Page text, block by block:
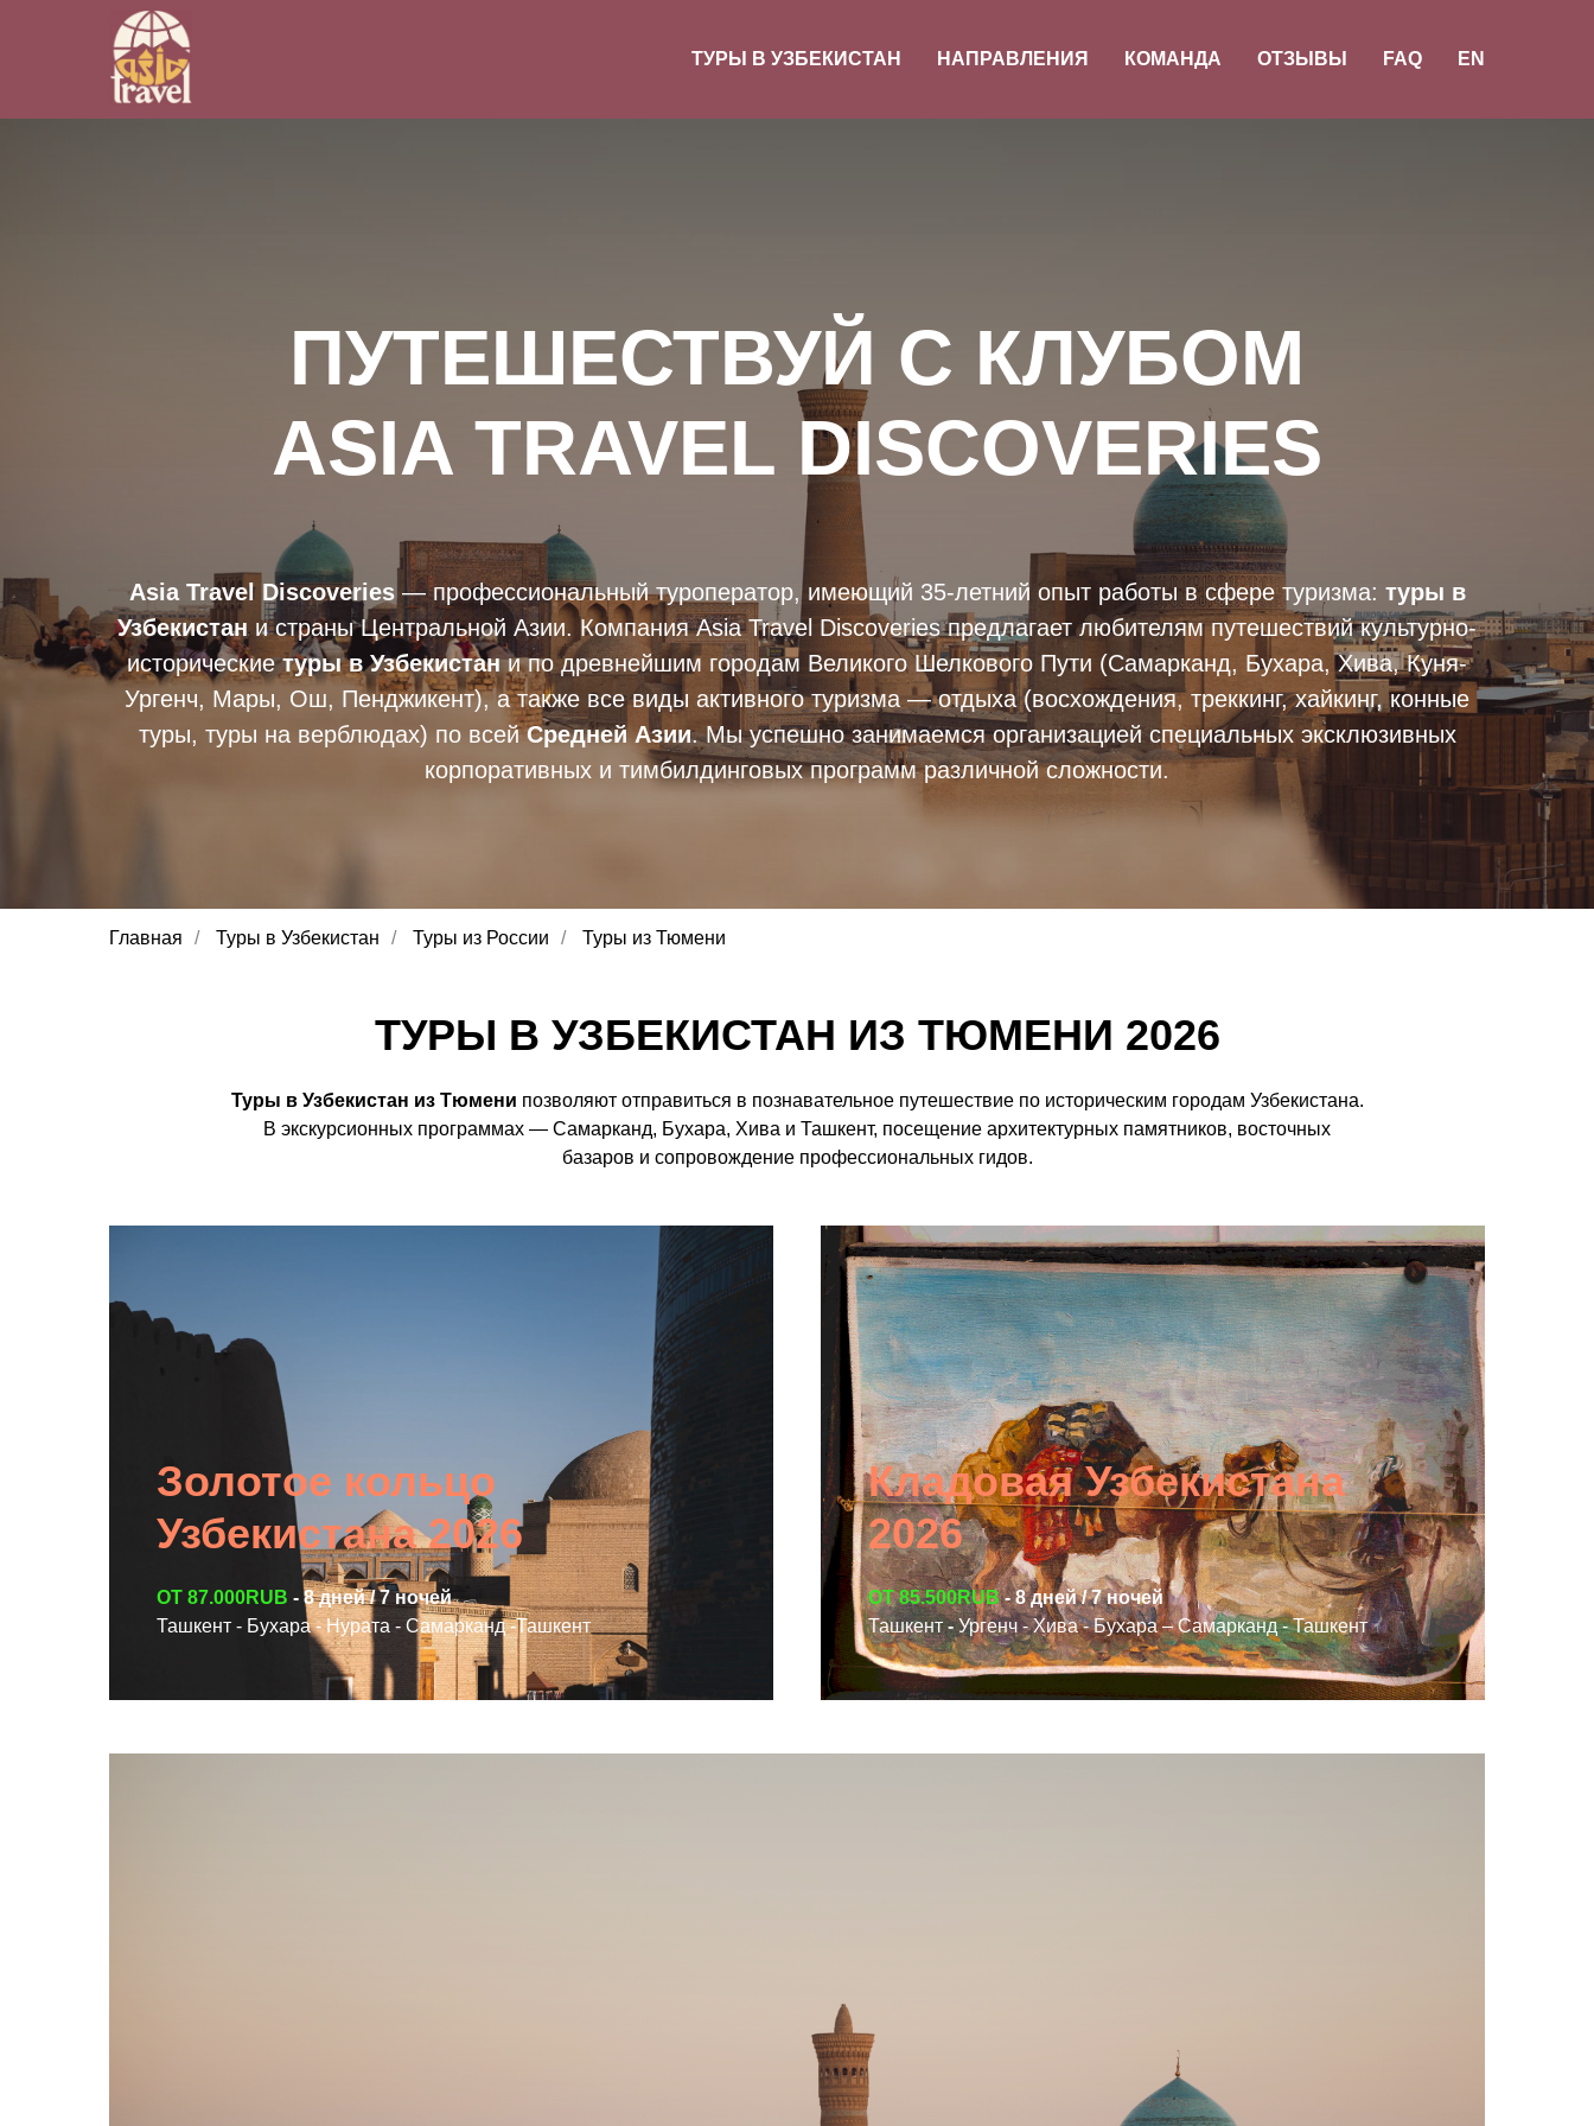
ТУРЫ В УЗБЕКИСТАН НАПРАВЛЕНИЯ КОМАНДА ОТЗЫВЫ FAQ EN
ПУТЕШЕСТВУЙ С КЛУБОМ
ASIA TRAVEL DISCOVERIES
Asia Travel Discoveries — профессиональный туроператор, имеющий 35-летний опыт работы в сфере туризма: туры в
Узбекистан и страны Центральной Азии. Компания Asia Travel Discoveries предлагает любителям путешествий культурно-
историческиетуры в Узбекистани по древнейшим городам Великого Шелкового Пути (Самарканд, Бухара, Хива, Куня-
Ургенч, Мары, Ош, Пенджикент), а также все виды активного туризма — отдыха (восхождения, треккинг, хайкинг, конные
туры, туры на верблюдах) по всейСредней Азии. Мы успешно занимаемся организацией специальных эксклюзивных
корпоративных и тимбилдинговых программ различной сложности.
Главная / Туры в Узбекистан / Туры из России / Туры из Тюмени
ТУРЫ В УЗБЕКИСТАН ИЗ ТЮМЕНИ 2026
Туры в Узбекистан из Тюмени позволяют отправиться в познавательное путешествие по историческим городам Узбекистана.
В экскурсионных программах — Самарканд, Бухара, Хива и Ташкент, посещение архитектурных памятников, восточных
базаров и сопровождение профессиональных гидов.
Золотое кольцо
Узбекистана 2026
ОТ 87.000RUB - 8 дней / 7 ночей
Ташкент - Бухара - Нурата - Самарканд -Ташкент
СМОТРЕТЬ ТУР
Кладовая Узбекистана
2026
ОТ 85.500RUB - 8 дней / 7 ночей
Ташкент-Ургенч - Хива - Бухара – Самарканд - Ташкент
СМОТРЕТЬ ТУР